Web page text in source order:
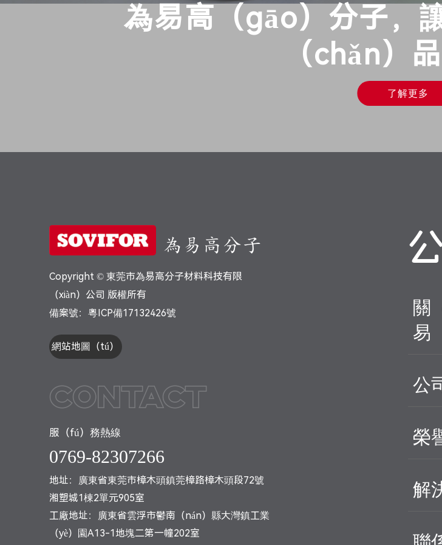
為易高（gāo）分子，
（chǎn）
了解更多
為易高分子
Copyright © 東莞市為易高分子材料科技有限
（xiàn）公司 版權所有
備案號： 粵ICP備17132426號
網站地圖（tú）
Contact
服（fú）務熱線
0769-82307266
地址：廣東省東莞市樟木頭鎮莞樟路樟木頭段72號
湘塑城1棟2單元905室
工廠地址：廣東省雲浮市鬱南（nán）縣大灣鎮工業
（yè）園A13-1地塊二第一幢202室
關
易
公
榮
解